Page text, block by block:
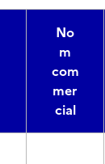
No
m
com
mer
cial